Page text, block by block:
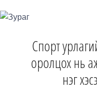
Спорт
оролцох нь
нэг